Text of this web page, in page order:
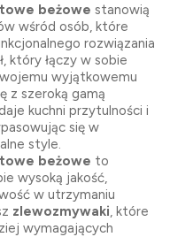
beżowe stanowią
wśród osób, które
rozwiązania
który łączy w sobie
wyjątkowemu
z szeroką gamą
kuchni przytulności i
się w
style.
beżowe to
wysoką jakość,
w utrzymaniu
zlewozmywaki, które
wymagających